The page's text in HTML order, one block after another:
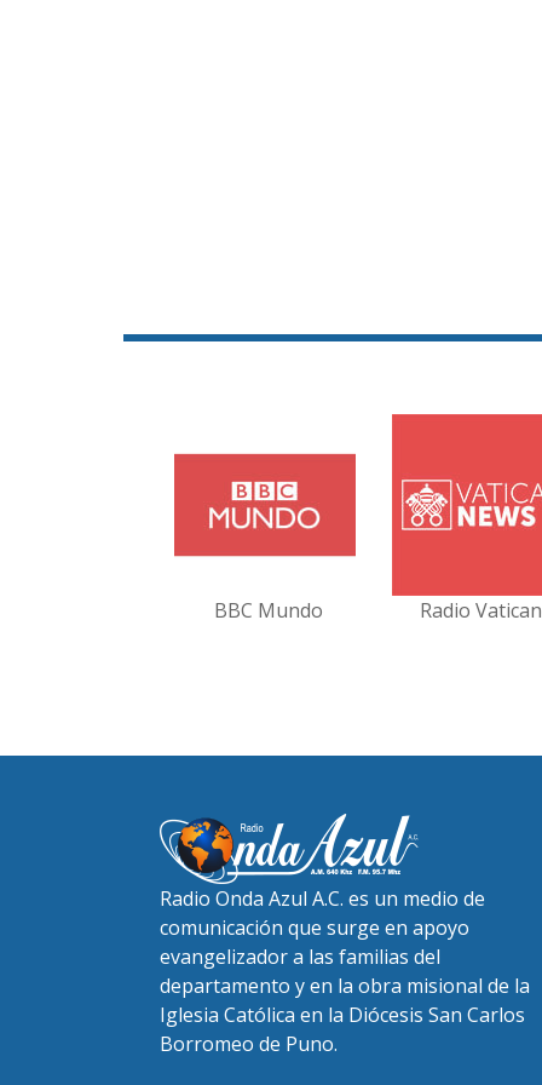
BBC Mundo Radio
Radio Onda Azul A.C. es un medio de
comunicación que surge en apoyo
evangelizador a las familias del
departamento y en la obra misional de la
Iglesia Católica en la Diócesis San Carlos
Borromeo de Puno.